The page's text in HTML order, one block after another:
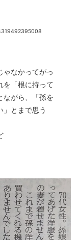
ゃなかってがっ
を「根に持って
ながら、「孫を
」とまで思う